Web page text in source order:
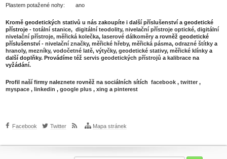
Plastem potažené nohy: ano
Kromě geodetických stativů u nás zakoupíte i další příslušenství a geodetické
přístroje -totální stanice, digitální teodolity, nivelační přístroje optické, digitální
nivelační přístroje, měřická kolečka, laserové dálkoměrya rovněž geodetické
příslušenství - nivelační značky, měřické hřeby, měřická pásma, odrazné štítkya
hranoly, mezníky, vodočetné latě, výtyčky, geodetické stativy, měřické klínkya
další doplňky. Provádíme též servis geodetických přístrojů a kalibracena
vyžádání.
Profil naší firmy naleznete rovněž na sociálních sítích facebook, twitter,
myspace, linkedin , google plus , xing a pinterest
Facebook Twitter Mapa stránek